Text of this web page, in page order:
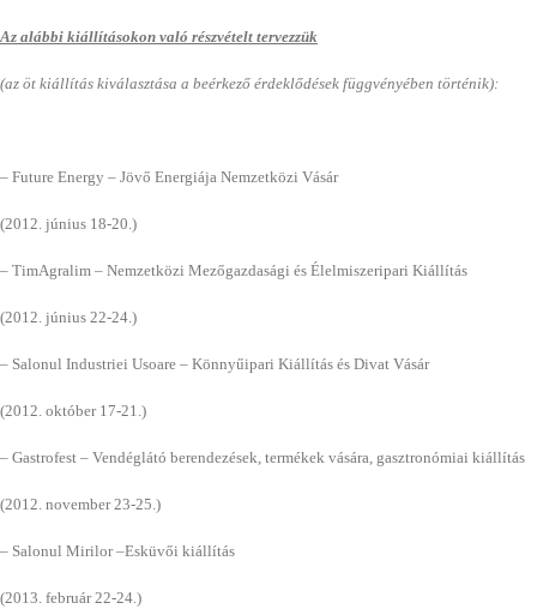
Az alábbi kiállításokon való részvételt tervezzük
(az öt kiállítás kiválasztása a beérkező érdeklődések függvényében történik):
– Future Energy – Jövő Energiája Nemzetközi Vásár
(2012. június 18-20.)
– TimAgralim – Nemzetközi Mezőgazdasági és Élelmiszeripari Kiállítás
(2012. június 22-24.)
– Salonul Industriei Usoare – Könnyűipari Kiállítás és Divat Vásár
(2012. október 17-21.)
– Gastrofest – Vendéglátó berendezések, termékek vására, gasztronómiai kiállítás
(2012. november 23-25.)
– Salonul Mirilor –Esküvői kiállítás
(2013. február 22-24.)